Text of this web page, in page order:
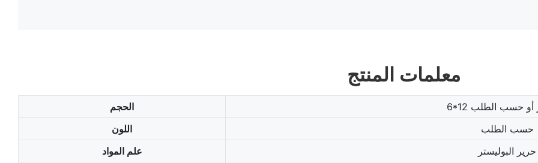
معلمات المنتج
الحجم
أو حسب الطلب
اللون
حسب الطلب
علم المواد
حرير البوليستر